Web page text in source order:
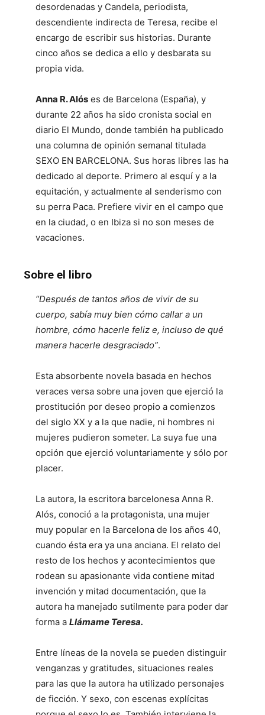
desordenadas y Candela, periodista,
descendiente indirecta de Teresa, recibe el
encargo de escribir sus historias. Durante
cinco años se dedica a ello y desbarata su
propia vida.
Anna R. Alós es de Barcelona (España), y
durante 22 años ha sido cronista social en
diario El Mundo, donde también ha publicado
una columna de opinión semanal titulada
SEXO EN BARCELONA. Sus horas libres las ha
dedicado al deporte. Primero al esquí y a la
equitación, y actualmente al senderismo con
su perra Paca. Prefiere vivir en el campo que
en la ciudad, o en Ibiza si no son meses de
vacaciones.
Sobre el libro
“Después de tantos años de vivir de su
cuerpo, sabía muy bien cómo callar a un
hombre, cómo hacerle feliz e, incluso de qué
manera hacerle desgraciado”.
Esta absorbente novela basada en hechos
veraces versa sobre una joven que ejerció la
prostitución por deseo propio a comienzos
del siglo XX y a la que nadie, ni hombres ni
mujeres pudieron someter. La suya fue una
opción que ejerció voluntariamente y sólo por
placer.
La autora, la escritora barcelonesa Anna R.
Alós, conoció a la protagonista, una mujer
muy popular en la Barcelona de los años 40,
cuando ésta era ya una anciana. El relato del
resto de los hechos y acontecimientos que
rodean su apasionante vida contiene mitad
invención y mitad documentación, que la
autora ha manejado sutilmente para poder dar
forma a Llámame Teresa.
Entre líneas de la novela se pueden distinguir
venganzas y gratitudes, situaciones reales
para las que la autora ha utilizado personajes
de ficción. Y sexo, con escenas explícitas